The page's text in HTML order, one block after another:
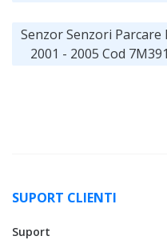
Senzor Senzori Parcare
2001 - 2005 Cod
SUPORT CLIENTI
Suport